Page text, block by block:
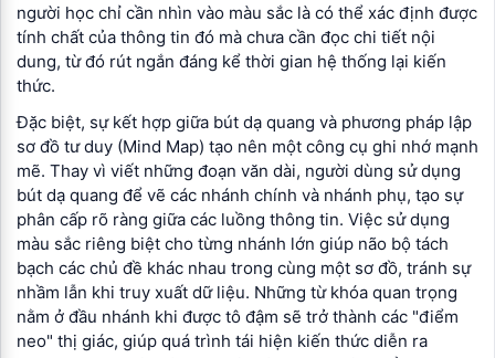
người học chỉ cần nhìn vào màu sắc là có thể xác định được
tính chất của thông tin đó mà chưa cần đọc chi tiết nội
dung, từ đó rút ngắn đáng kể thời gian hệ thống lại kiến
thức.
Đặc biệt, sự kết hợp giữa bút dạ quang và phương pháp lập
sơ đồ tư duy (Mind Map) tạo nên một công cụ ghi nhớ mạnh
mẽ. Thay vì viết những đoạn văn dài, người dùng sử dụng
bút dạ quang để vẽ các nhánh chính và nhánh phụ, tạo sự
phân cấp rõ ràng giữa các luồng thông tin. Việc sử dụng
màu sắc riêng biệt cho từng nhánh lớn giúp não bộ tách
bạch các chủ đề khác nhau trong cùng một sơ đồ, tránh sự
nhầm lẫn khi truy xuất dữ liệu. Những từ khóa quan trọng
nằm ở đầu nhánh khi được tô đậm sẽ trở thành các "điểm
neo" thị giác, giúp quá trình tái hiện kiến thức diễn ra